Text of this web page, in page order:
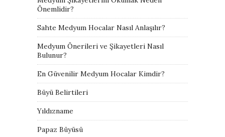
Önemlidir?
Sahte Medyum Hocalar Nasıl Anlaşılır?
Medyum Önerileri ve Şikayetleri Nasıl
Bulunur?
En Güvenilir Medyum Hocalar Kimdir?
Büyü Belirtileri
Yıldızname
Papaz Büyüsü